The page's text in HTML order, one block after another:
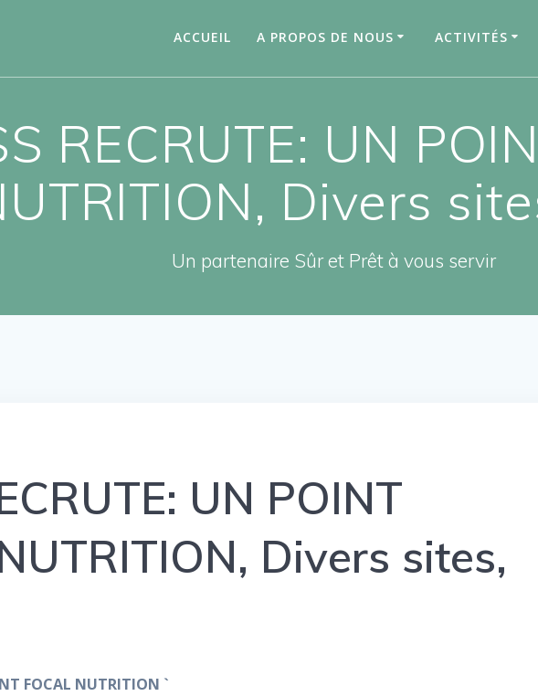
ACCUEIL A PROPOS DE NOUS ACTIVITÉS
RECRUTE: UN
Divers
Un partenaire Sûr et Prêt à vous servir
UN POINT
Divers sites,
FOCAL NUTRITION `